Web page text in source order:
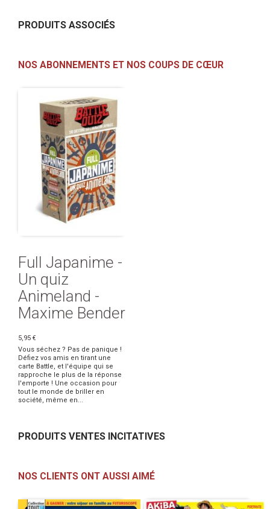
PRODUITS ASSOCIÉS
NOS ABONNEMENTS ET NOS COUPS DE CŒUR
Full Japanime -
Un quiz
Animeland -
Maxime Bender
5,95 €
Vous séchez ? Pas de panique !
Défiez vos amis en tirant une
carte Battle, et l'équipe qui se
rapproche le plus de la réponse
l'emporte ! Une occasion pour
tout le monde de briller en
société, même en...
PRODUITS VENTES INCITATIVES
NOS CLIENTS ONT AUSSI AIMÉ